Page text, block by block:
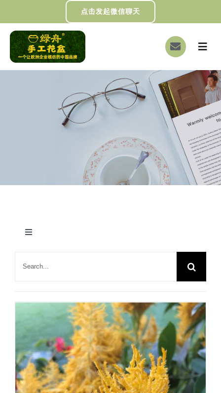
过
点击发起微信聊天
切
导
航
首页
关于我们
DIY制作
切
航
家居一角
节日快乐
园艺知识